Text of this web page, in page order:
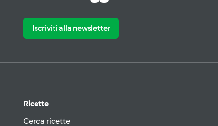
Iscriviti alla newsletter
Ricette
Cerca ricette